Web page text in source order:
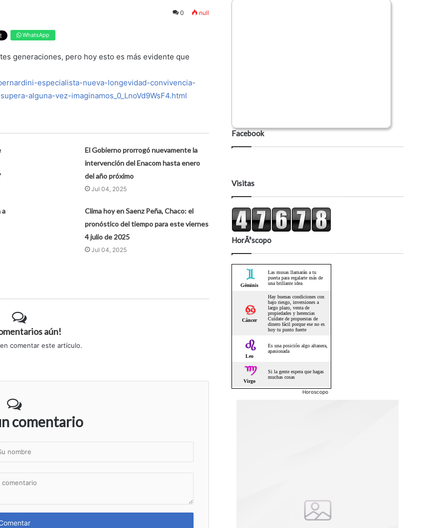
0 null
WhatsApp
generaciones, pero hoy esto es más evidente que
especialista-nueva-longevidad-convivencia-
alguna-vez-imaginamos_0_LnoVd9WsF4.html
El Gobierno prorrogó nuevamente la
intervención del Enacom hasta enero
del año próximo
Jul 04, 2025
a
Clima hoy en Saenz Peña, Chaco: el
pronóstico del tiempo para este viernes
4 julio de 2025
Jul 04, 2025
aún!
comentar este artículo.
comentario
Facebook
Visitas
HorÃ³scopo
Horoscopo